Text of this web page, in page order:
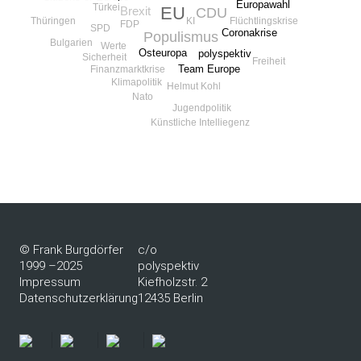
EU
CDU
Populismus
Brexit
Osteuropa polyspektiv
Europawahl
Team Europe
Coronakrise
FDP
Finanzmarktkrise
Flüchtlingskrise
Werte
Klimapolitik
SPD
Helmut Kohl
Jugendpolitik
Sicherheit
Türkei
Bulgarien
Freiheit
KI
Künstliche Intelliegenz
Nato
Thüringen
© Frank Burgdörfer
1999 –2025
Impressum
Datenschutzerklärung
c/o
polyspektiv
Kiefholzstr. 2
12435 Berlin